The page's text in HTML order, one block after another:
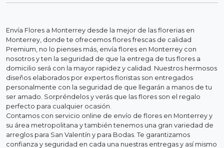
Envía Flores a Monterrey desde la mejor de las florerias en
Monterrey, donde te ofrecemos flores frescas de calidad
Premium, no lo pienses más, envía flores en Monterrey con
nosotros y ten la seguridad de que la entrega de tus flores a
domicilio será con la mayor rapidez y calidad. Nuestros hermosos
diseños elaborados por expertos floristas son entregados
personalmente con la seguridad de que llegarán a manos de tu
ser amado. Sorpréndelos y verás que las flores son el regalo
perfecto para cualquier ocasión.
Contamos con servicio online de envío de flores en Monterrey y
su área metropolitana y también tenemos una gran variedad de
arreglos para San Valentín y para Bodas. Te garantizamos
confianza y seguridad en cada una nuestras entregas y así mismo